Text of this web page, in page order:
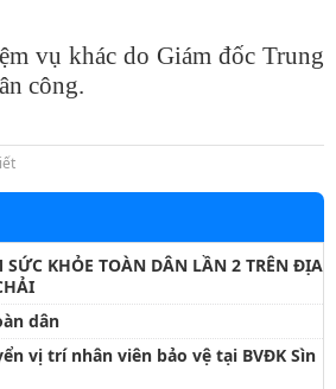
vụ khác do Giám đốc Trung
công.
SỨC KHỎE TOÀN DÂN LẦN 2 TRÊN ĐỊA
dân
vị trí nhân viên bảo vệ tại BVĐK Sìn